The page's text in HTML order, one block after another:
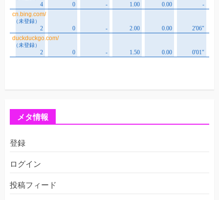
メタ情報
登録
ログイン
投稿フィード